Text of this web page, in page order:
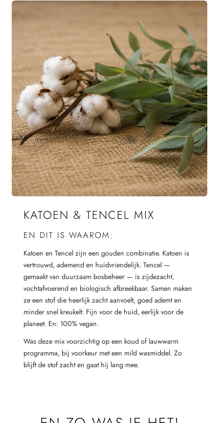
KATOEN & TENCEL MIX
EN DIT IS WAAROM:
Katoen en Tencel zijn een gouden combinatie. Katoen is
vertrouwd, ademend en huidvriendelijk. Tencel —
gemaakt van duurzaam bosbeheer — is zijdezacht,
vochtafvoerend en biologisch afbreekbaar. Samen maken
ze een stof die heerlijk zacht aanvoelt, goed ademt en
minder snel kreukelt. Fijn voor de huid, eerlijk voor de
planeet. En: 100% vegan.
Was deze mix voorzichtig op een koud of lauwwarm
programma, bij voorkeur met een mild wasmiddel. Zo
blijft de stof zacht en gaat hij lang mee.